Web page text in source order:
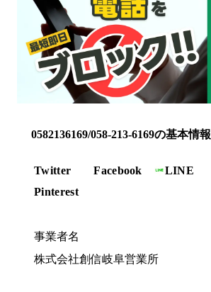
0582136169/058-213-6169の基本情報
Twitter Facebook LINE
Pinterest
事業者名
株式会社創信岐阜営業所